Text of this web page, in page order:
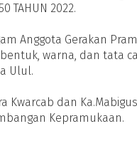
TAHUN 2022.
Anggota Gerakan
warna, dan tata
Ulul.
dan Ka.Mabigus
Kepramukaan.